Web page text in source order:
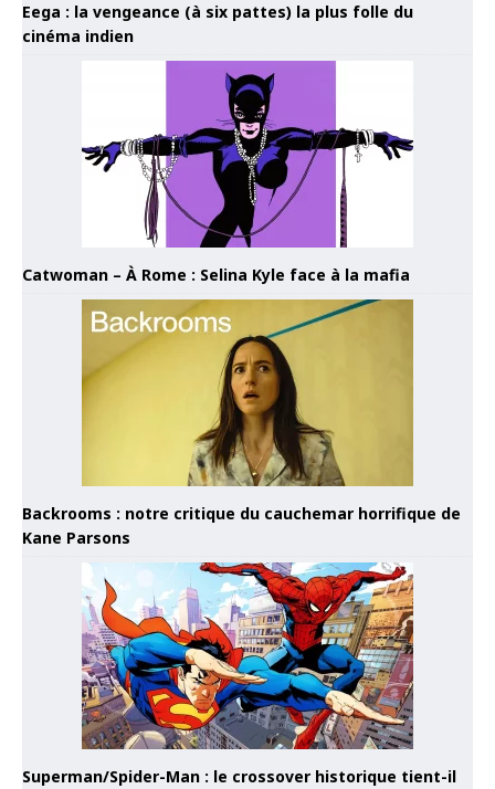
Eega : la vengeance (à six pattes) la plus folle du
cinéma indien
Catwoman – À Rome : Selina Kyle face à la mafia
Backrooms : notre critique du cauchemar horrifique de
Kane Parsons
Superman/Spider-Man : le crossover historique tient-il